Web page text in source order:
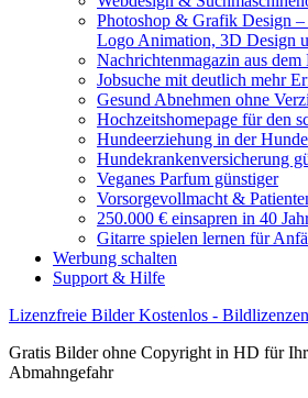
Photoshop & Grafik Design
Logo Animation, 3D Design
Nachrichtenmagazin aus
Jobsuche mit deutlich mehr
Gesund Abnehmen ohne
Hochzeitshomepage für den
Hundeerziehung in der
Hundekrankenversicherung
Veganes Parfum günstiger
Vorsorgevollmacht &
250.000 € einsapren in 40
Gitarre spielen lernen für
Werbung schalten
Support & Hilfe
Lizenzfreie Bilder Kostenlos -
Gratis Bilder ohne Copyright in HD für
Abmahngefahr